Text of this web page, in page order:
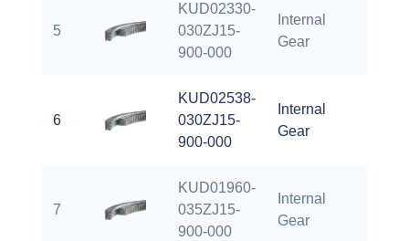
5
KUD02330-
030ZJ15-
900-000
Internal
Gear
6
KUD02538-
030ZJ15-
900-000
Internal
Gear
7
KUD01960-
035ZJ15-
900-000
Internal
Gear